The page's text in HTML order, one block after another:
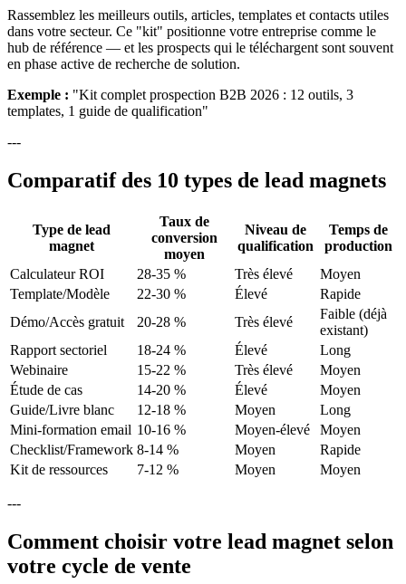
Rassemblez les meilleurs outils, articles, templates et contacts utiles
dans votre secteur. Ce "kit" positionne votre entreprise comme le
hub de référence — et les prospects qui le téléchargent sont souvent
en phase active de recherche de solution.
Exemple : "Kit complet prospection B2B 2026 : 12 outils, 3
templates, 1 guide de qualification"
---
Comparatif des 10 types de lead magnets
Type de lead
magnet
Taux de
conversion
moyen
Niveau de
qualification
Temps de
production
Calculateur ROI
28-35 % Très élevé
Moyen
Template/Modèle
22-30 % Élevé
Rapide
Démo/Accès gratuit
20-28 % Très élevé
Faible (déjà
existant)
Rapport sectoriel
18-24 % Élevé
Long
Webinaire
15-22 % Très élevé
Moyen
Étude de cas
14-20 % Élevé
Moyen
Guide/Livre blanc
12-18 % Moyen
Long
Mini-formation email 10-16 % Moyen-élevé
Moyen
Checklist/Framework 8-14 % Moyen
Rapide
Kit de ressources
7-12 % Moyen Moyen
---
Comment choisir votre lead magnet selon
votre cycle de vente